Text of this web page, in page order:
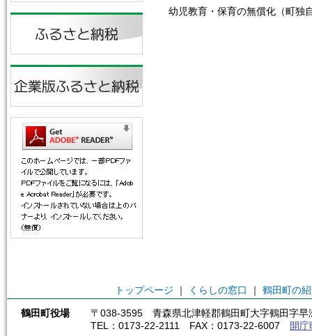
幼児教育・保育の無償化（町独
トップページ ｜ くらしの窓口 ｜ 鶴田町の
鶴田町役場
〒038-3595 青森県北津軽郡鶴田町大字鶴田字早
TEL：0173-22-2111 FAX：0173-22-6007
開